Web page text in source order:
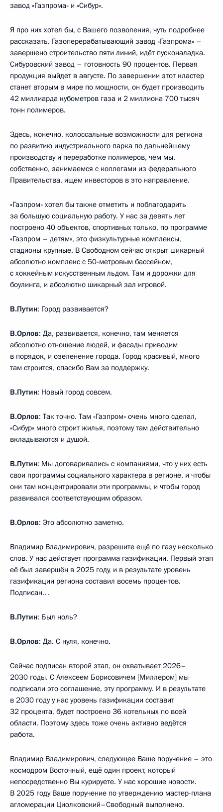
завод «Газпрома» и «Сибур».
Я про них хотел бы, с Вашего позволения, чуть подробнее
рассказать. Газоперерабатывающий завод «Газпрома» –
завершено строительство пяти линий, идёт пусконаладка.
Сибуровский завод – готовность 90 процентов. Первая
продукция выйдет в августе. По завершении этот кластер
станет вторым в мире по мощности, он будет производить
42 миллиарда кубометров газа и 2 миллиона 700 тысяч
тонн полимеров.
Здесь, конечно, колоссальные возможности для региона
по развитию индустриального парка по дальнейшему
производству и переработке полимеров, чем мы,
собственно, занимаемся с коллегами из федерального
Правительства, ищем инвесторов в это направление.
«Газпром» хотел бы также отметить и поблагодарить
за большую социальную работу. У нас за девять лет
построено 40 объектов, спортивных только, по программе
«Газпром – детям», это физкультурные комплексы,
стадионы крупные. В Свободном сейчас открыт шикарный
абсолютно комплекс с 50-метровым бассейном,
с хоккейным искусственным льдом. Там и дорожки для
боулинга, и абсолютно шикарный зал игровой.
В.Путин: Город развивается?
В.Орлов: Да, развивается, конечно, там меняется
абсолютно отношение людей, и фасады приводим
в порядок, и озеленение города. Город красивый, много
там строится, спасибо Вам за поддержку.
В.Путин: Новый город совсем.
В.Орлов: Так точно. Там «Газпром» очень много сделал,
«Сибур» много строит жилья, поэтому там действительно
вкладываются и душой.
В.Путин: Мы договаривались с компаниями, что у них есть
свои программы социального характера в регионе, и чтобы
они там концентрировали эти программы, и чтобы город
развивался соответствующим образом.
В.Орлов: Это абсолютно заметно.
Владимир Владимирович, разрешите ещё по газу несколько
слов. У нас действует программа газификации. Первый этап
её был завершён в 2025 году, и в результате уровень
газификации региона составил восемь процентов.
Подписан…
В.Путин: Был ноль?
В.Орлов: Да. С нуля, конечно.
Сейчас подписан второй этап, он охватывает 2026–
2030 годы. С Алексеем Борисовичем [Миллером] мы
подписали это соглашение, эту программу. И в результате
в 2030 году у нас уровень газификации составит
32 процента, будет построено 36 котельных по всей
области. Поэтому здесь тоже очень активно ведётся
работа.
Владимир Владимирович, следующее Ваше поручение – это
космодром Восточный, ещё один проект, который
непосредственно Вы курируете. У нас хорошие новости.
В 2025 году Ваше поручение по утверждению мастер-плана
агломерации Циолковский–Свободный выполнено.